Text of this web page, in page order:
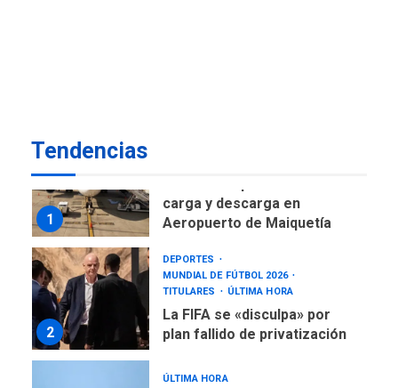
Tendencias
1
carga y descarga en
Aeropuerto de Maiquetía
2
DEPORTES
MUNDIAL DE FÚTBOL 2026
TITULARES
ÚLTIMA HORA
La FIFA se «disculpa» por
plan fallido de privatización
ÚLTIMA HORA